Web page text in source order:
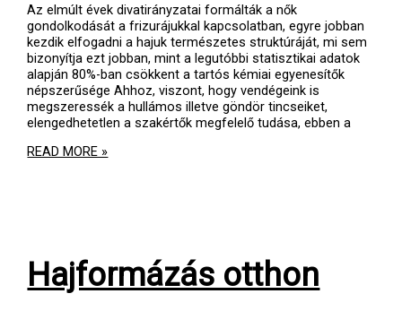
Az elmúlt évek divatirányzatai formálták a nők
gondolkodását a frizurájukkal kapcsolatban, egyre jobban
kezdik elfogadni a hajuk természetes struktúráját, mi sem
bizonyítja ezt jobban, mint a legutóbbi statisztikai adatok
alapján 80%-ban csökkent a tartós kémiai egyenesítők
népszerűsége Ahhoz, viszont, hogy vendégeink is
megszeressék a hullámos illetve göndör tincseiket,
elengedhetetlen a szakértők megfelelő tudása, ebben a
GÖNDÖR
READ MORE »
Hajformázás otthon